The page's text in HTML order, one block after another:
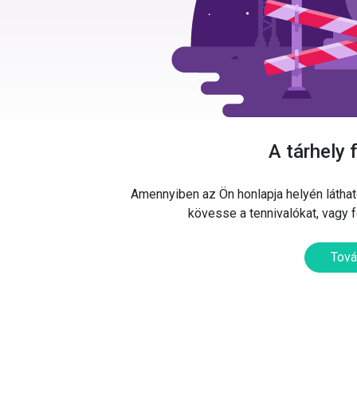
A tárhely
Amennyiben az Ön honlapja helyén
kövesse a tennivalókat, vagy